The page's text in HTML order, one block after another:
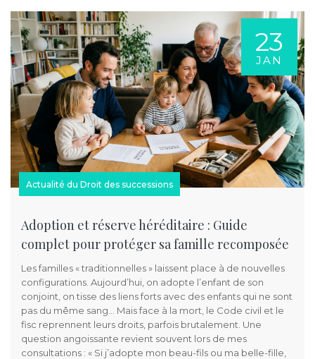
23
JAN
Actualité du Droit des successions
Adoption et réserve héréditaire : Guide
complet pour protéger sa famille recomposée
Les familles « traditionnelles » laissent place à de nouvelles
configurations. Aujourd’hui, on adopte l’enfant de son
conjoint, on tisse des liens forts avec des enfants qui ne sont
pas du même sang… Mais face à la mort, le Code civil et le
fisc reprennent leurs droits, parfois brutalement. Une
question angoissante revient souvent lors de mes
consultations : « Si j’adopte mon beau-fils ou ma belle-fille,